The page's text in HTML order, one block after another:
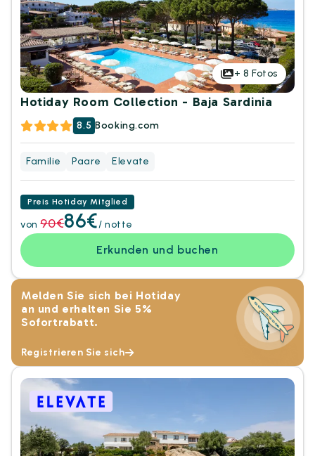
+ 8 Fotos
Hotiday Room Collection - Baja Sardinia
8.5 Booking.com
Familie Paare Elevate
Preis Hotiday Mitglied
von 90€86€/ notte
Erkunden und buchen
Melden Sie sich bei Hotiday
an und erhalten Sie 5%
Sofortrabatt.
Registrieren Sie sich